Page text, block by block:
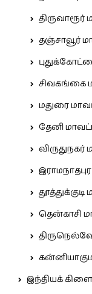
திருவாரூர்
தஞ்சாவூர்
சிவகங்கை
மதுரை
தேனி
விருதுநகர்
தென்காசி
இந்தியக்